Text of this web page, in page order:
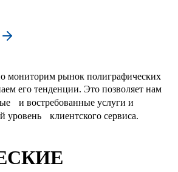
мониторим рынок полиграфических
его тенденции. Это позволяет нам
и востребованные услуги и
уровень клиентского сервиса.